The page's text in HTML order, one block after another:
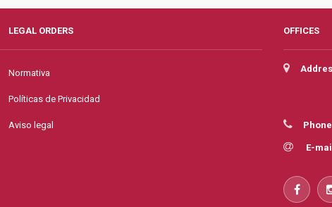
LEGAL ORDERS
Normativa
Políticas de Privacidad
Aviso legal
OFFICES
E-